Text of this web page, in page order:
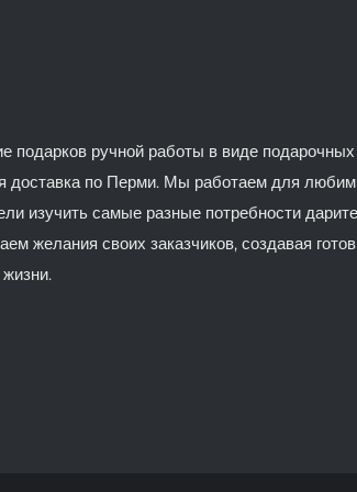
ручной работы в виде подарочных
доставка по Перми. Мы работаем для
изучить самые разные потребности
желания своих заказчиков, создавая